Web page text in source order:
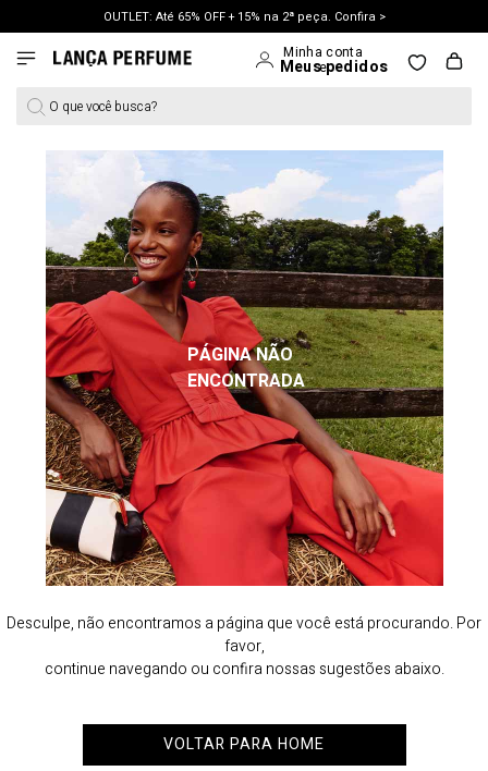
OUTLET: Até 65% OFF + 15% na 2ª peça. Confira >
LANÇAMENTO PRIMAVERA 27. Clique e aproveite.
O que você busca?
PÁGINA NÃO
ENCONTRADA
Desculpe, não encontramos a página que você está procurando. Por
favor,
continue navegando ou confira nossas sugestões abaixo.
VOLTAR PARA HOME